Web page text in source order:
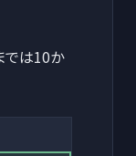
では10か